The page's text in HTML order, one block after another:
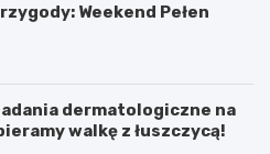
Weekend Pełen
dermatologiczne na
walkę z łuszczycą!